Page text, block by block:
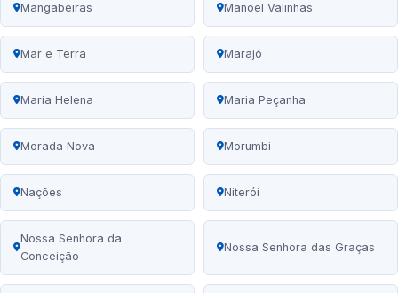
Mangabeiras Manoel Valinhas
Mar e Terra Marajó
Maria Helena Maria Peçanha
Morada Nova Morumbi
Nações Niterói
Nossa Senhora da
Conceição
Nossa Senhora das Graças